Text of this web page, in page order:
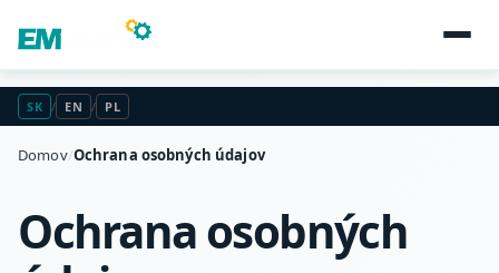
SK / EN / PL
Domov/Ochrana osobných údajov
Ochrana osobných